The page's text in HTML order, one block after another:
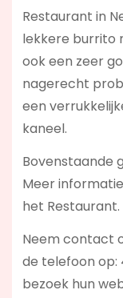
Restaurant in
lekkere burrito
ook een zeer
nagerecht
een
kaneel.
Bovenstaande
Meer
het Restaurant.
Neem contact
de telefoon op:
bezoek hun